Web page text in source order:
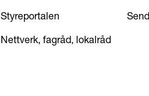
Styreportalen
Nettverk, fagråd, lokalråd